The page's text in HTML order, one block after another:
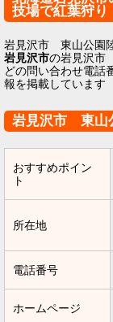
技場で紅葉狩り
岩見沢市 東山公園
岩見沢市の岩見沢市
どの問い合わせ電話
報を掲載しています
岩見沢市 東山
おすすめポイン
ト
所在地
電話番号
ホームページ